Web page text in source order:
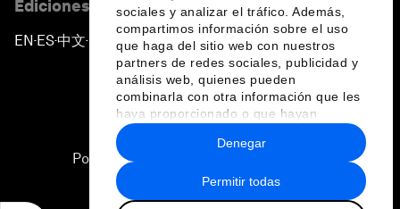
sociales y analizar el tráfico. Además,
compartimos información sobre el uso
que haga del sitio web con nuestros
partners de redes sociales, publicidad y
análisis web, quienes pueden
combinarla con otra información que les
haya proporcionado o que hayan
recopilado a partir del uso que haya
hecho de sus servicios.
Permitir todas
Denegar
Ediciones en otros idiomas
EN ▪ ES▪中文▪ 日本語
Política de privacidad y normas de uso